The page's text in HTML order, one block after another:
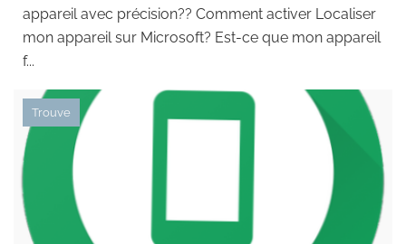
appareil avec précision?? Comment activer Localiser
mon appareil sur Microsoft? Est-ce que mon appareil
f...
Trouve